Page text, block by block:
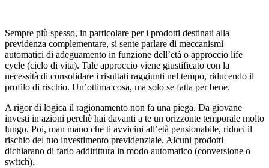
Sempre più spesso, in particolare per i prodotti destinati alla
previdenza complementare, si sente parlare di meccanismi
automatici di adeguamento in funzione dell’età o approccio life
cycle (ciclo di vita). Tale approccio viene giustificato con la
necessità di consolidare i risultati raggiunti nel tempo, riducendo il
profilo di rischio. Un’ottima cosa, ma solo se fatta per bene.
A rigor di logica il ragionamento non fa una piega. Da giovane
investi in azioni perchè hai davanti a te un orizzonte temporale molto
lungo. Poi, man mano che ti avvicini all’età pensionabile, riduci il
rischio del tuo investimento previdenziale. Alcuni prodotti
dichiarano di farlo addirittura in modo automatico (conversione o
switch).